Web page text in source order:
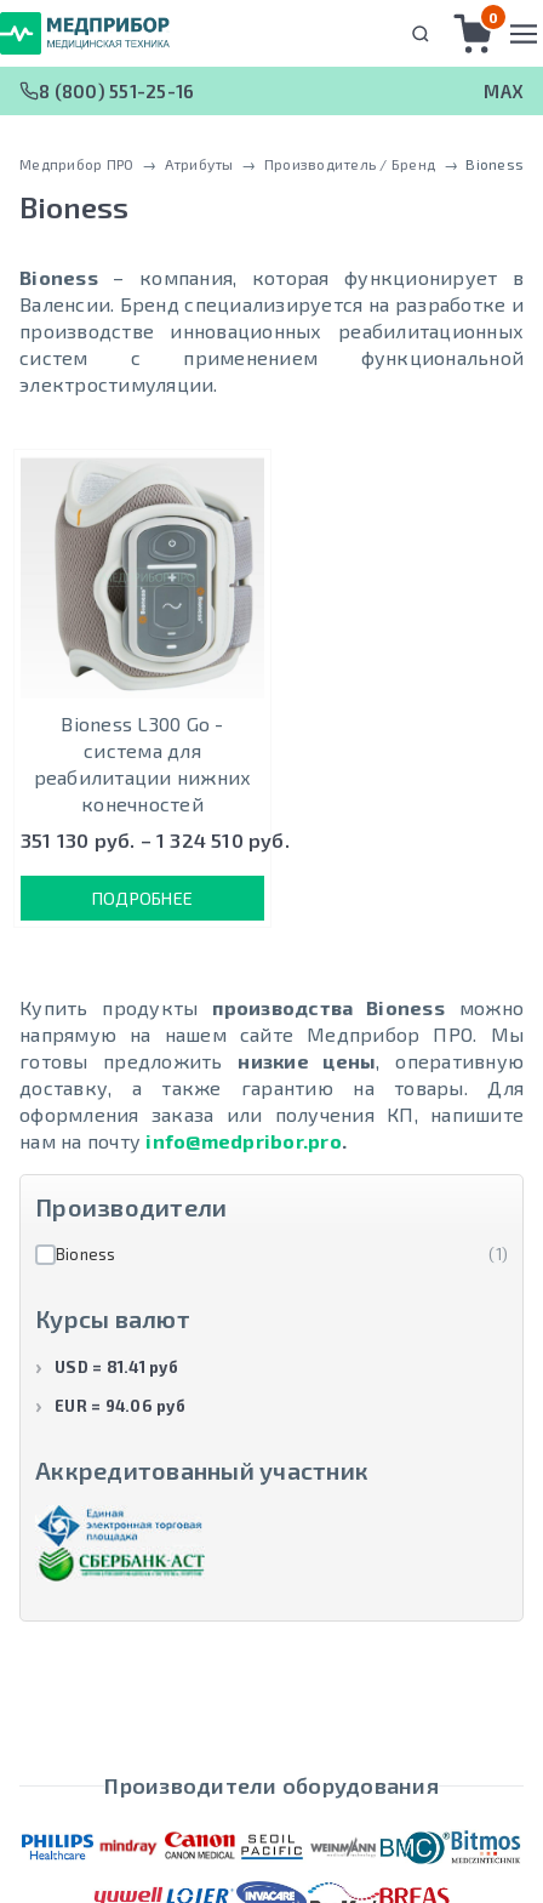
0
8 (800) 551-25-16 MAX
Медприбор ПРО → Атрибуты → Производитель / Бренд → Bioness
Bioness
Bioness– компания, которая функционирует в
Валенсии. Бренд специализируется на разработке и
производстве инновационных реабилитационных
систем с применением функциональной
электростимуляции.
Bioness L300 Go -
cистема для
реабилитации нижних
конечностей
351 130 руб. – 1 324 510 руб.
ПОДРОБНЕЕ
Купить продукты производства Bionessможно
напрямую на нашем сайте Медприбор ПРО. Мы
готовы предложить низкие цены , оперативную
доставку, а также гарантию на товары. Для
оформления заказа или получения КП, напишите
нам на почту info@medpribor.pro.
Производители
Bioness (1)
Курсы валют
USD = 81.41 руб
EUR = 94.06 руб
Аккредитованный участник
Производители оборудования